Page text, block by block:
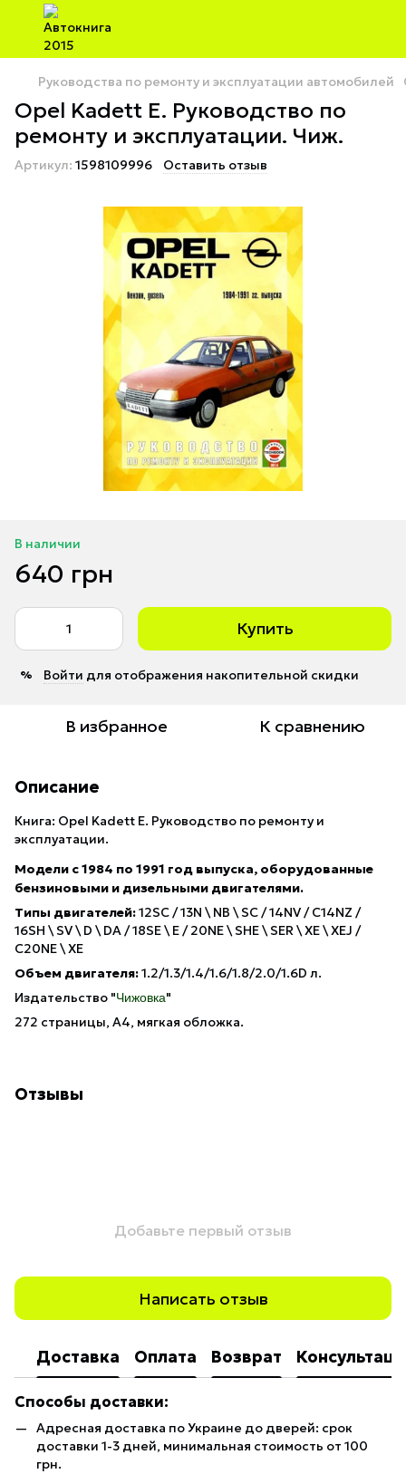
Руководства по ремонту и эксплуатации автомобилей
Opel Kadett E. Руководство по
ремонту и эксплуатации. Чиж.
Артикул: 1598109996 Оставить отзыв
В наличии
640 грн
Купить
% Войти для отображения накопительной скидки
В избранное К сравнению
Описание
Книга: Opel Kadett Е. Руководство по ремонту и
эксплуатации.
Модели с 1984 по 1991 год выпуска, оборудованные
бензиновыми и дизельными двигателями.
Типы двигателей:12SC / 13N \ NB \ SC / 14NV / C14NZ /
16SH \ SV \ D \ DA / 18SE \ E / 20NE \ SHE \ SER \ XE \ XEJ /
C20NE \ XE
Объем двигателя:1.2/1.3/1.4/1.6/1.8/2.0/1.6D л.
Издательство "Чижовка"
272 страницы, А4, мягкая обложка.
Отзывы
Добавьте первый отзыв
Написать отзыв
Доставка Оплата Возврат
Способы доставки:
Адресная доставка по Украине до дверей: срок
доставки 1-3 дней, минимальная стоимость от 100
грн.